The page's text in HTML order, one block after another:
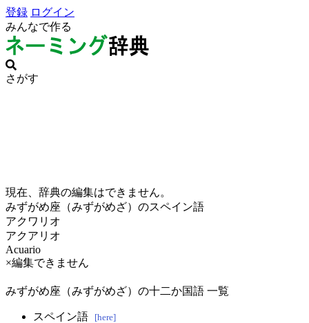
登録 ログイン
みんなで作る
さがす
現在、辞典の編集はできません。
みずがめ座（みずがめざ）のスペイン語
アクワリオ
アクアリオ
Acuario
×編集できません
みずがめ座（みずがめざ）の十二か国語 一覧
スペイン語 [here]